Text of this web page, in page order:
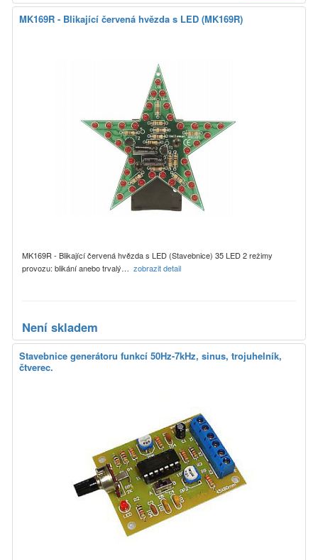
MK169R - Blikající červená hvězda s LED (MK169R)
MK169R - Blikající červená hvězda s LED (Stavebnice) 35 LED 2 režimy
provozu: blikání anebo trvalý… zobrazit detail
Není skladem
Stavebnice generátoru funkcí 50Hz-7kHz, sinus, trojuhelník,
čtverec.